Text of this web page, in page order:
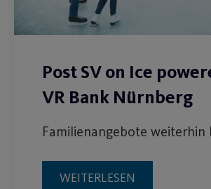
Post SV on Ice
VR Bank Nürnberg
Familienangebote weiterhin
WEITERLESEN